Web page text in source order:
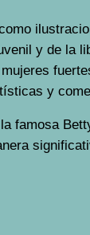
y de la
y
famosa